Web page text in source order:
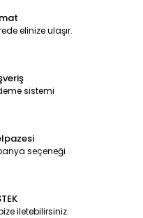
elinize ulaşır.
sistemi
seçeneği
iletebilirsiniz.